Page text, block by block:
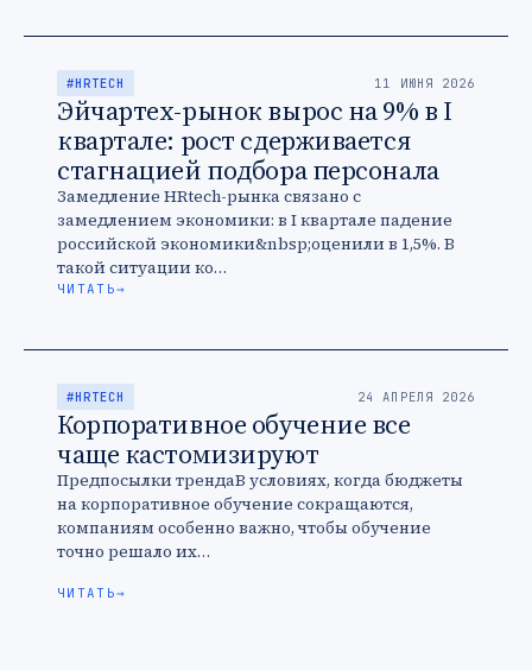
#HRTECH 11 ИЮНЯ 2026
Эйчартех-рынок вырос на 9% в I
квартале: рост сдерживается
стагнацией подбора персонала
Замедление HRtech-рынка связано с
замедлением экономики: в I квартале падение
российской экономики&nbsp;оценили в 1,5%. В
такой ситуации ко…
ЧИТАТЬ→
#HRTECH 24 АПРЕЛЯ 2026
Корпоративное обучение все
чаще кастомизируют
Предпосылки трендаВ условиях, когда бюджеты
на корпоративное обучение сокращаются,
компаниям особенно важно, чтобы обучение
точно решало их…
ЧИТАТЬ→